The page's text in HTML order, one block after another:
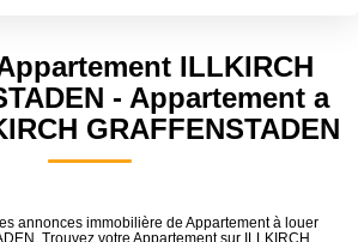
LOCATIONS
Surface min
ILLKIRCH
- Appartement a
GRAFFENSTADEN
annonces immobilière de Appartement à louer
Trouvez votre Appartement sur ILLKIRCH